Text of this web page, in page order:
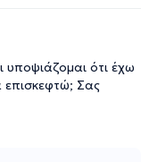
υποψιάζομαι ότι έχω
επισκεφτώ; Σας